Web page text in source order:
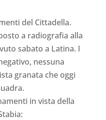
del Cittadella.
a radiografia alla
sabato a Latina. I
nessuna
granata che oggi
in vista della